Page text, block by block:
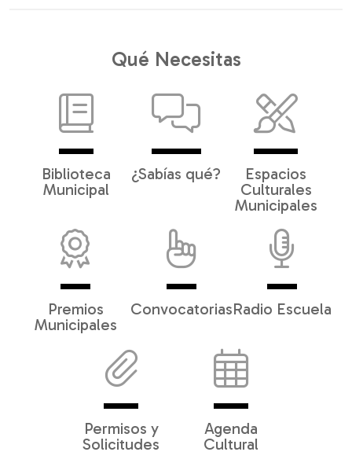
Qué Necesitas
Biblioteca
Municipal
¿Sabías qué?
Espacios
Culturales
Municipales
Premios
Municipales
ConvocatoriasRadio Escuela
Permisos y
Solicitudes
Agenda
Cultural